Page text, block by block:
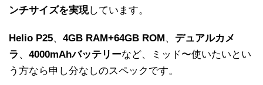
ンチサイズを実現しています。
Helio P25、 4GB RAM+64GB ROM、 デュアルカメ
ラ 、 4000mAhバッテリーなど、ミッド〜使いたいとい
う方なら申し分なしのスペックです。